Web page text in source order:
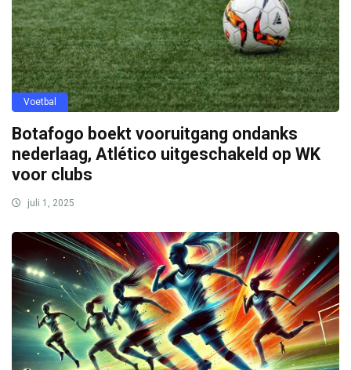
Voetbal
Botafogo boekt vooruitgang ondanks
nederlaag, Atlético uitgeschakeld op WK
voor clubs
juli 1, 2025